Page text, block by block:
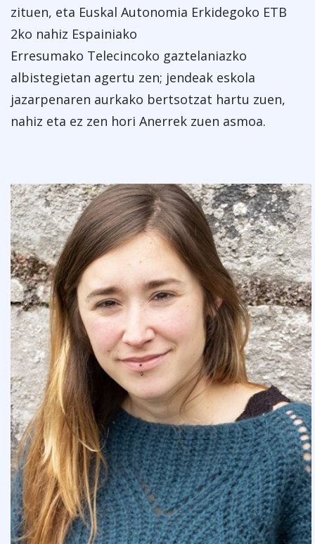
zituen, eta Euskal Autonomia Erkidegoko ETB
2ko nahiz Espainiako
Erresumako Telecincoko gaztelaniazko
albistegietan agertu zen; jendeak eskola
jazarpenaren aurkako bertsotzat hartu zuen,
nahiz eta ez zen hori Anerrek zuen asmoa.